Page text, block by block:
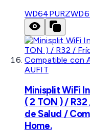
WD64PURZ
AUFIT
Minisplit WiFi
( 2 TON ) /
de Salud /
Home.